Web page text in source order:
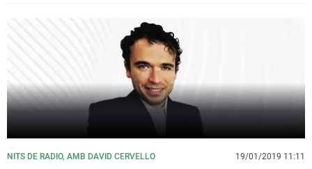
NITS DE RADIO, AMB DAVID CERVELLO 19/01/2019 11:11